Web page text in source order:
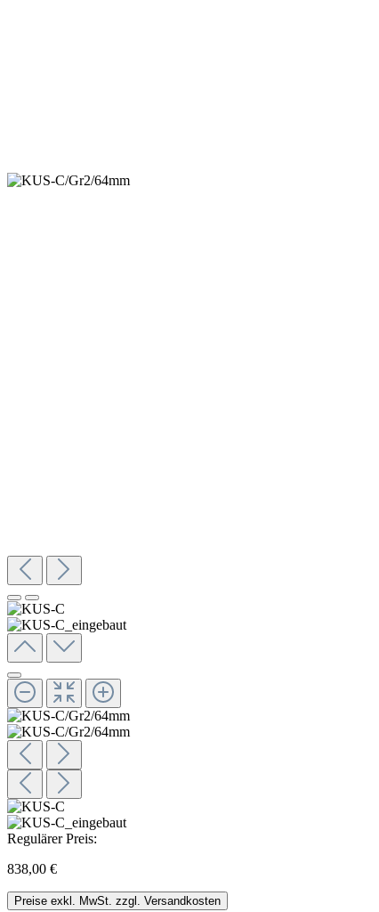
Regulärer Preis:
838,00 €
Preise exkl. MwSt. zzgl. Versandkosten